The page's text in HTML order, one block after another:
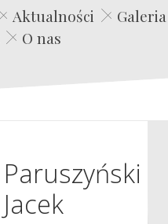
Edwin Film Agencja Aktorska
Aktualności
Galeria
O nas
Paruszyński
Jacek